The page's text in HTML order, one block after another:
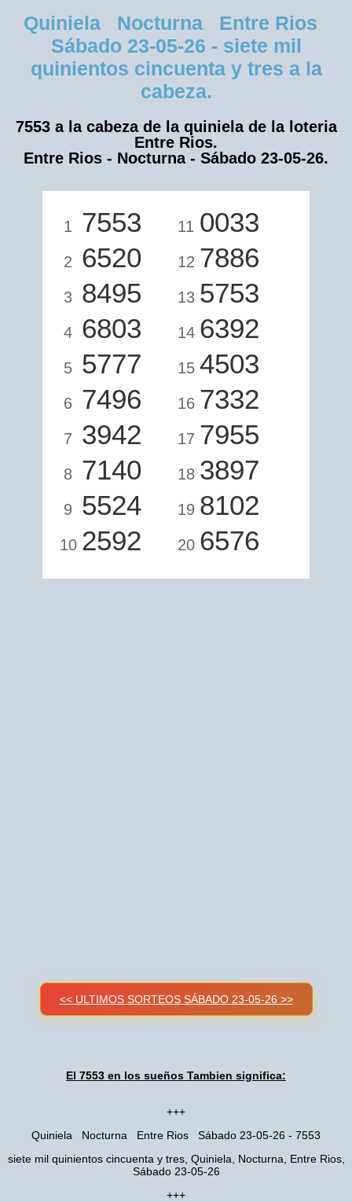
Quiniela Nocturna Entre Rios
Sábado 23-05-26 - siete mil
quinientos cincuenta y tres a la
cabeza.
7553 a la cabeza de la quiniela de la loteria
Entre Rios.
Entre Rios - Nocturna - Sábado 23-05-26.
1 7553
2 6520
3 8495
4 6803
5 5777
6 7496
7 3942
8 7140
9 5524
10 2592
11 0033
12 7886
13 5753
14 6392
15 4503
16 7332
17 7955
18 3897
19 8102
20 6576
<< ULTIMOS SORTEOS SÁBADO 23-05-26 >>
El 7553 en los sueños Tambien significa:
+++
Quiniela Nocturna Entre Rios Sábado 23-05-26 - 7553
siete mil quinientos cincuenta y tres, Quiniela, Nocturna, Entre Rios,
Sábado 23-05-26
+++